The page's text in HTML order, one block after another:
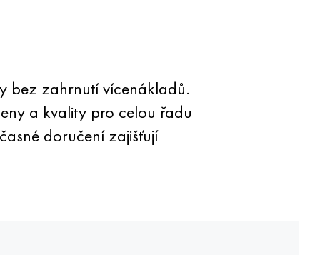
bez zahrnutí vícenákladů.
a kvality pro celou řadu
doručení zajišťují